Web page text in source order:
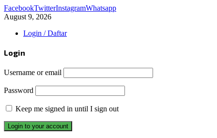
FacebookTwitterInstagramWhatsapp
August 9, 2026
Login / Daftar
Login
Username or email
Password
Keep me signed in until I sign out